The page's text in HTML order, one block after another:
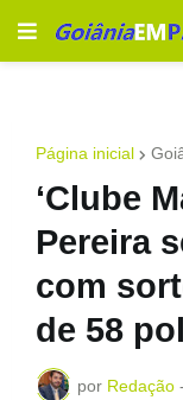
Página inicial
‘Clube
Pereira
com
de 58
por Redação -